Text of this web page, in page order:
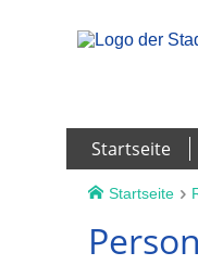
Startseite
Startseite